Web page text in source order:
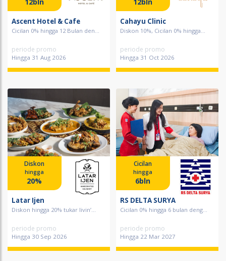
12bln
Ascent Hotel & Cafe
Cicilan 0% hingga 12 Bulan den...
periode promo
Hingga 31 Aug 2026
12bln
Cahayu Clinic
Diskon 10%, Cicilan 0% hingga...
periode promo
Hingga 31 Oct 2026
Diskon
hingga
20%
Latar Ijen
Diskon hingga 20% tukar livin’...
periode promo
Hingga 30 Sep 2026
Cicilan
hingga
6bln
RS DELTA SURYA
Cicilan 0% hingga 6 bulan deng...
periode promo
Hingga 22 Mar 2027